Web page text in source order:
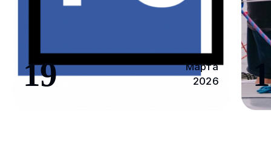
19
Марта
2026